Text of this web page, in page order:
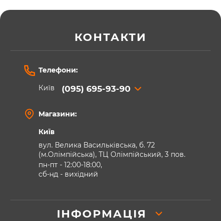
КОНТАКТИ
Телефони:
Київ
(095) 695-93-90
Магазини:
Київ
вул. Велика Васильківська, б. 72
(м.Олімпійська), ТЦ Олімпійський, 3 пов.
пн-пт - 12:00-18:00,
сб-нд - вихідний
ІНФОРМАЦІЯ